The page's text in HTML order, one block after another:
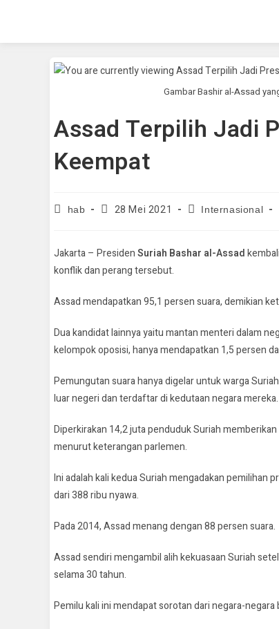
Gambar Bashir al-Assad
Assad Terpilih Jadi
Keempat
hab 28 Mei 2021 Internasional
Jakarta – PresidenSuriah Bashar al-Assad
konflik dan perang tersebut.
Assad mendapatkan 95,1 persen suara, demikian
Dua kandidat lainnya yaitu mantan menteri dalam
kelompok oposisi, hanya mendapatkan 1,5 persen
Pemungutan suara hanya digelar untuk warga
luar negeri dan terdaftar di kedutaan negara mereka.
Diperkirakan 14,2 juta penduduk Suriah
menurut keterangan parlemen.
Ini adalah kali kedua Suriah mengadakan pemilihan
dari 388 ribu nyawa.
Pada 2014, Assad menang dengan 88 persen suara.
Assad sendiri mengambil alih kekuasaan Suriah
selama 30 tahun.
Pemilu kali ini mendapat sorotan dari negara-